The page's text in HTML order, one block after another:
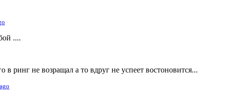
....
в ринг не возращал а то вдруг не успеет востоновится...